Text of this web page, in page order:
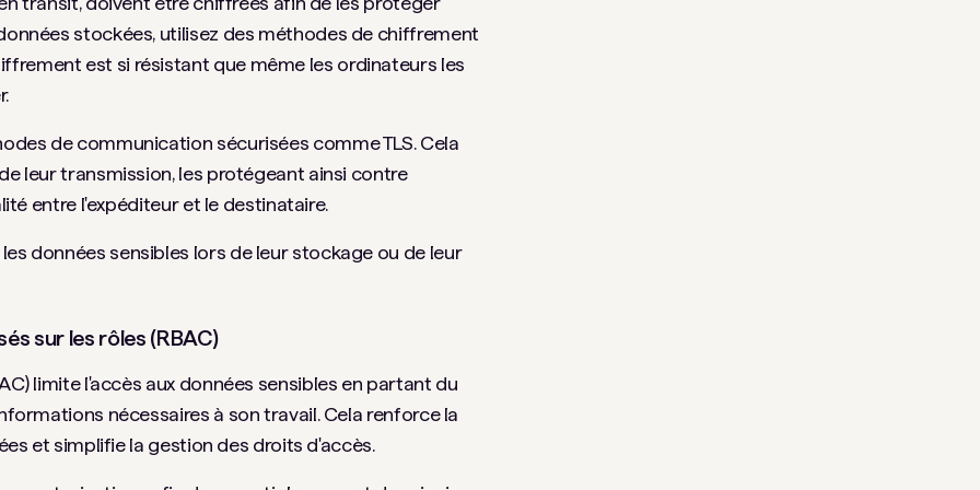
stockées, utilisez des méthodes de chiffrement
est si résistant que même les ordinateurs les
de communication sécurisées comme TLS. Cela
leur transmission, les protégeant ainsi contre
entre l'expéditeur et le destinataire.
données sensibles lors de leur stockage ou de leur
sur les rôles (RBAC)
limite l'accès aux données sensibles en partant du
nécessaires à son travail. Cela renforce la
et simplifie la gestion des droits d'accès.